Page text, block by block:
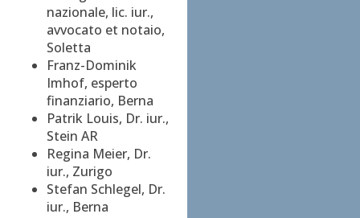
nazionale, lic. iur.,
avvocato et notaio,
Soletta
Franz-Dominik
Imhof, esperto
finanziario, Berna
Patrik Louis, Dr. iur.,
Stein AR
Regina Meier, Dr.
iur., Zurigo
Stefan Schlegel, Dr.
iur., Berna